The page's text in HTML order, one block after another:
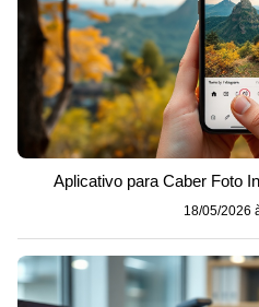
Aplicativo para Caber Foto
18/05/2026